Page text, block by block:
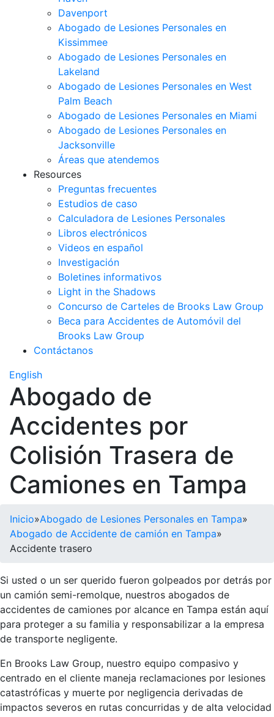
Davenport
Abogado de Lesiones Personales en
Kissimmee
Abogado de Lesiones Personales en
Lakeland
Abogado de Lesiones Personales en West
Palm Beach
Abogado de Lesiones Personales en Miami
Abogado de Lesiones Personales en
Jacksonville
Áreas que atendemos
Resources
Preguntas frecuentes
Estudios de caso
Calculadora de Lesiones Personales
Libros electrónicos
Videos en español
Investigación
Boletines informativos
Light in the Shadows
Concurso de Carteles de Brooks Law Group
Beca para Accidentes de Automóvil del
Brooks Law Group
Contáctanos
English
Abogado de
Accidentes por
Colisión Trasera de
Camiones en Tampa
Inicio»Abogado de Lesiones Personales en Tampa»
Abogado de Accidente de camión en Tampa»
Accidente trasero
Si usted o un ser querido fueron golpeados por detrás por
un camión semi-remolque, nuestros abogados de
accidentes de camiones por alcance en Tampa están aquí
para proteger a su familia y responsabilizar a la empresa
de transporte negligente.
En Brooks Law Group, nuestro equipo compasivo y
centrado en el cliente maneja reclamaciones por lesiones
catastróficas y muerte por negligencia derivadas de
impactos severos en rutas concurridas y de alta velocidad